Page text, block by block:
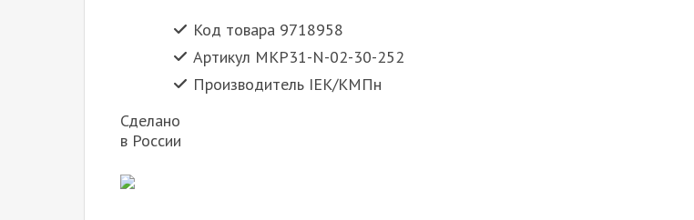
Код товара 9718958
Артикул MKP31-N-02-30-252
Производитель IEK/КМПн
Сделано
в России